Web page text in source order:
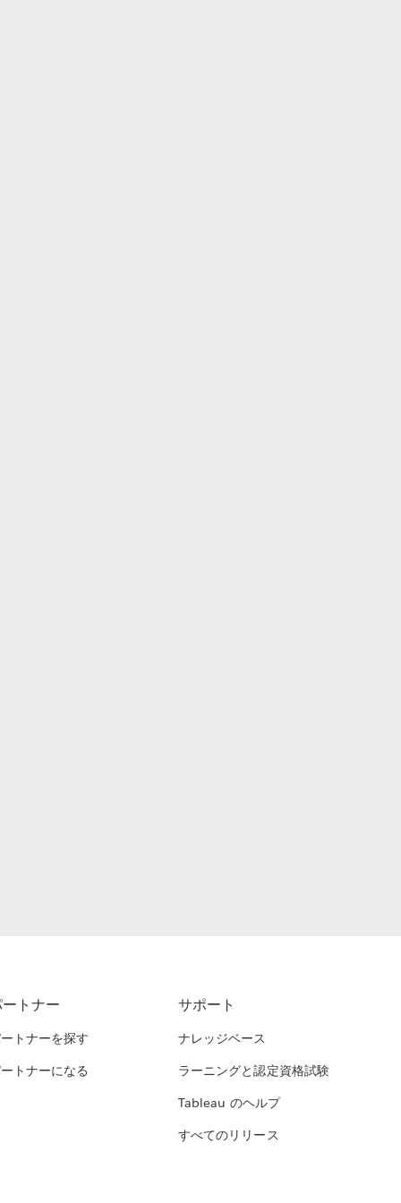
トナー
トナーを探す
トナーになる
サポート
ナレッジベース
ラーニングと認定資格試験
Tableau のヘルプ
すべてのリリース